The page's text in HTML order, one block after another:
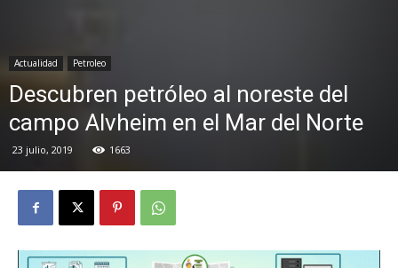
Actualidad Petroleo
Descubren petróleo al noreste del
campo Alvheim en el Mar del Norte
23 julio, 2019 1663